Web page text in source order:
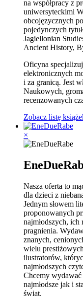
na współpracy z
uniwersyteckimi
obcojęzycznych
pojedynczych
Jagiellonian
Ancient History,
Oficyna
elektronicznych
i za granicą. Jest
Naukowych,
recenzowanych
Zobacz listę
×
Nasza oferta to
dla dzieci z
Jednym słowem
proponowanych
najmłodszych,
pragnienia.
znanych,
wielu
ilustratorów,
najmłodszych
Chcemy
najmłodsze jak i
świat.